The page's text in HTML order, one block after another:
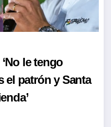
le tengo
el patrón y Santa